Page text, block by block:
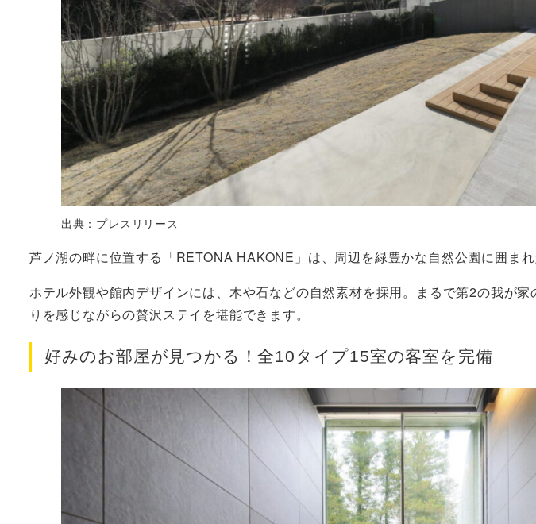
出典：プレスリリース
芦ノ湖の畔に位置する「RETONA HAKONE」は、周辺を緑豊かな自然公園に囲まれ
ホテル外観や館内デザインには、木や石などの自然素材を採用。まるで第2の我が
りを感じながらの贅沢ステイを堪能できます。
好みのお部屋が見つかる！全10タイプ15室の客室を完備